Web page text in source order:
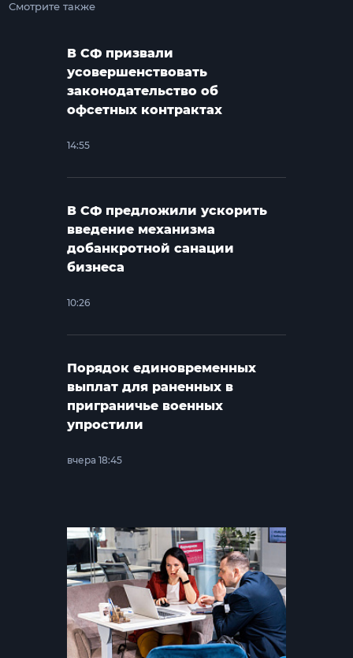
Смотрите также
В СФ призвали
усовершенствовать
законодательство об
офсетных контрактах
14:55
В СФ предложили ускорить
введение механизма
добанкротной санации
бизнеса
10:26
Порядок единовременных
выплат для раненных в
приграничье военных
упростили
вчера 18:45